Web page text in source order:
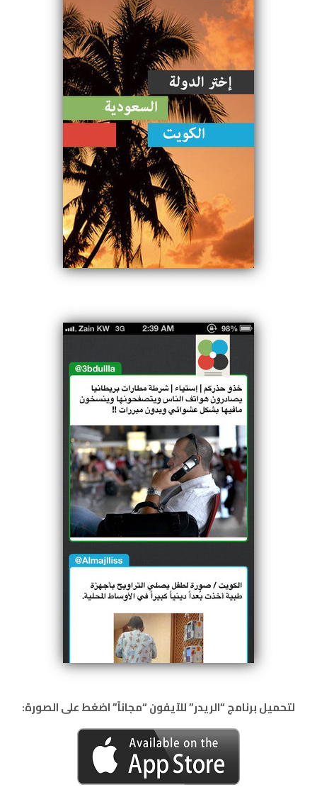
لتحميل برنامج “الريدر” للآيفون “مجاناً” اضغط على الصورة: